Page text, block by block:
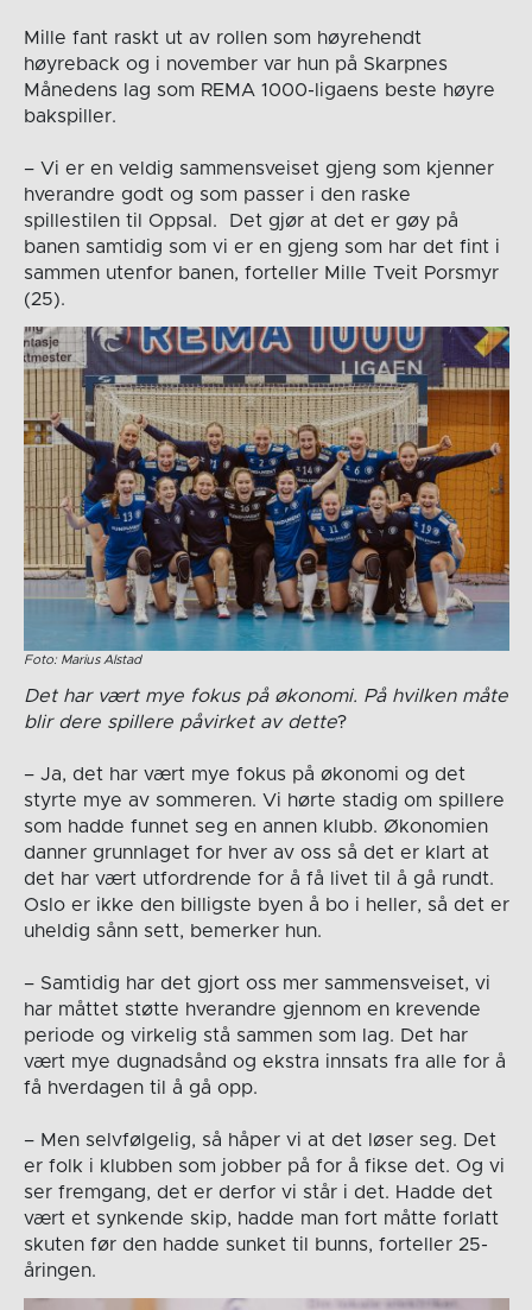
Mille fant raskt ut av rollen som høyrehendt
høyreback og i november var hun på Skarpnes
Månedens lag som REMA 1000-ligaens beste høyre
bakspiller.
– Vi er en veldig sammensveiset gjeng som kjenner
hverandre godt og som passer i den raske
spillestilen til Oppsal. Det gjør at det er gøy på
banen samtidig som vi er en gjeng som har det fint i
sammen utenfor banen, forteller Mille Tveit Porsmyr
(25).
Foto: Marius Alstad
Det har vært mye fokus på økonomi. På hvilken måte
blir dere spillere påvirket av dette?
– Ja, det har vært mye fokus på økonomi og det
styrte mye av sommeren. Vi hørte stadig om spillere
som hadde funnet seg en annen klubb. Økonomien
danner grunnlaget for hver av oss så det er klart at
det har vært utfordrende for å få livet til å gå rundt.
Oslo er ikke den billigste byen å bo i heller, så det er
uheldig sånn sett, bemerker hun.
– Samtidig har det gjort oss mer sammensveiset, vi
har måttet støtte hverandre gjennom en krevende
periode og virkelig stå sammen som lag. Det har
vært mye dugnadsånd og ekstra innsats fra alle for å
få hverdagen til å gå opp.
– Men selvfølgelig, så håper vi at det løser seg. Det
er folk i klubben som jobber på for å fikse det. Og vi
ser fremgang, det er derfor vi står i det. Hadde det
vært et synkende skip, hadde man fort måtte forlatt
skuten før den hadde sunket til bunns, forteller 25-
åringen.